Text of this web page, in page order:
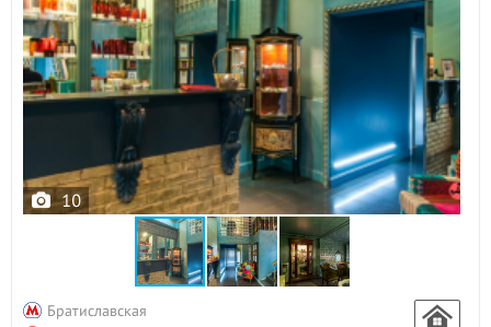
10
Братиславская